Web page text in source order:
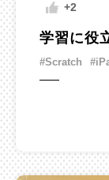
+2
学習に役
#Scratch